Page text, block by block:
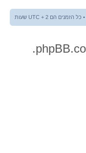
• כל הזמנים הם UTC + 2 שעות